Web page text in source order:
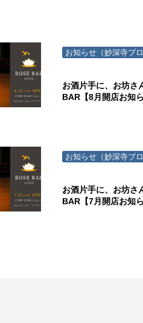
お知らせ（妙深寺ブロ
お酒片手に、お坊さ
BAR【8月開店お知ら
お知らせ（妙深寺ブロ
お酒片手に、お坊さ
BAR【7月開店お知ら